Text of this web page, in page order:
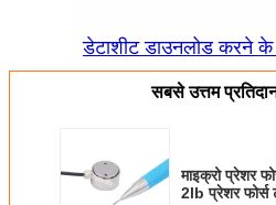
डेटाशीट डाउनलोड करने
सबसे उत्तम
माइक्रो प्रेशर
2lb प्रेशर फोर्स